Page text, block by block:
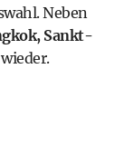
Neben
Sankt-